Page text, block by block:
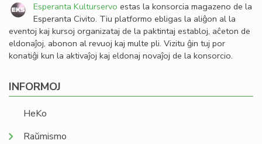
Esperanta Kulturservo estas la konsorcia magazeno de la
Esperanta Civito. Tiu platformo ebligas la aliĝon al la
eventoj kaj kursoj organizataj de la paktintaj establoj, aĉeton de
eldonaĵoj, abonon al revuoj kaj multe pli. Vizitu ĝin tuj por
konatiĝi kun la aktivaĵoj kaj eldonaj novaĵoj de la konsorcio.
INFORMOJ
HeKo
Raŭmismo